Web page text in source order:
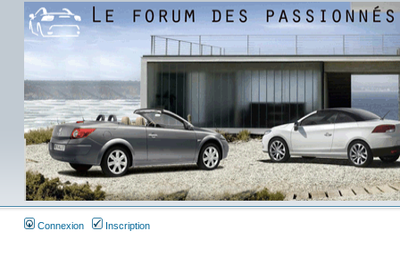
Connexion Inscription